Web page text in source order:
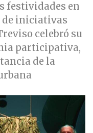
festividades en
de iniciativas
celebró su
participativa,
de la